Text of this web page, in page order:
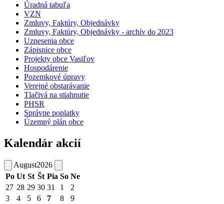
Úradná tabuľa
VZN
Zmluvy, Faktúry, Objednávky
Zmluvy, Faktúry, Objednávky - archív do 2023
Uznesenia obce
Zápisnice obce
Projekty obce Vasiľov
Hospodárenie
Pozemkové úpravy
Verejné obstarávanie
Tlačivá na stiahnutie
PHSR
Správne poplatky
Územný plán obce
Kalendár akcií
August2026
Po Ut St Št Pia So Ne
27 28 29 30 31 1
2
3
4 5 6 7 8
9